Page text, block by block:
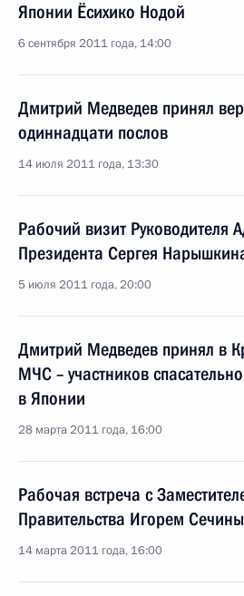
Японии Ёсихико Нодой
6 сентября 2011 года, 14:00
Дмитрий Медведев принял
одиннадцати послов
14 июля 2011 года, 13:30
Рабочий визит Руководителя
Президента Сергея
5 июля 2011 года, 20:00
Дмитрий Медведев принял в
МЧС – участников
в Японии
28 марта 2011 года, 16:00
Рабочая встреча с
Правительства Игорем
14 марта 2011 года, 16:00